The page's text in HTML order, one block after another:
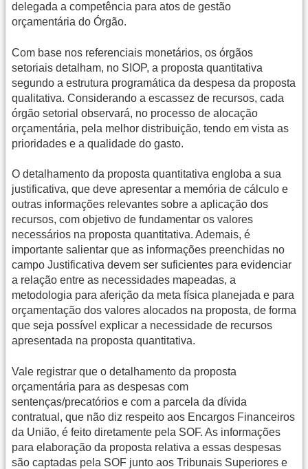
delegada a competência para atos de gestão
orçamentária do Órgão.
Com base nos referenciais monetários, os órgãos
setoriais detalham, no SIOP, a proposta quantitativa
segundo a estrutura programática da despesa da proposta
qualitativa. Considerando a escassez de recursos, cada
órgão setorial observará, no processo de alocação
orçamentária, pela melhor distribuição, tendo em vista as
prioridades e a qualidade do gasto.
O detalhamento da proposta quantitativa engloba a sua
justificativa, que deve apresentar a memória de cálculo e
outras informações relevantes sobre a aplicação dos
recursos, com objetivo de fundamentar os valores
necessários na proposta quantitativa. Ademais, é
importante salientar que as informações preenchidas no
campo Justificativa devem ser suficientes para evidenciar
a relação entre as necessidades mapeadas, a
metodologia para aferição da meta física planejada e para
orçamentação dos valores alocados na proposta, de forma
que seja possível explicar a necessidade de recursos
apresentada na proposta quantitativa.
Vale registrar que o detalhamento da proposta
orçamentária para as despesas com
sentenças/precatórios e com a parcela da dívida
contratual, que não diz respeito aos Encargos Financeiros
da União, é feito diretamente pela SOF. As informações
para elaboração da proposta relativa a essas despesas
são captadas pela SOF junto aos Tribunais Superiores e